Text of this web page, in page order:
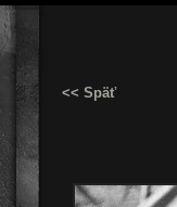
<< Späť